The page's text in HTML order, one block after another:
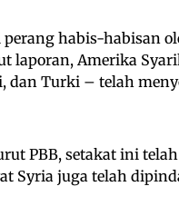
perang habis-habisan
laporan, Amerika
dan Turki – telah
PBB, setakat ini
Syria juga telah